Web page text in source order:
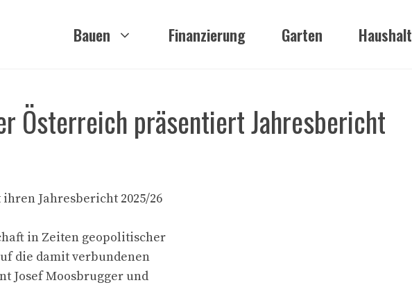
Bauen Finanzierung Garten Haushalt
Österreich präsentiert Jahresbericht
Jahresbericht 2025/26
in Zeiten geopolitischer
die damit verbundenen
Josef Moosbrugger und